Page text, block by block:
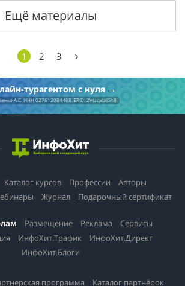
Ещё материалы
1 2 3
турагентом с нуля
А.С. ИНН 027612084468. ERID: 2Vtzqxb6Sh8
Каталог курсов Профессии
Авторы
Журнал Подарочный сертификат
Размещение Реклама
Сервисы
ИнфоХит.Трафик
ИнфоХит.Директ
ИнфоХит.Блоги
программа Каталог партнёрок